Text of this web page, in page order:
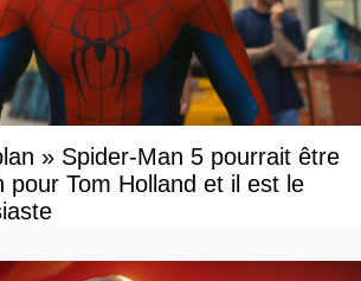
» Spider-Man 5 pourrait être
Tom Holland et il est le